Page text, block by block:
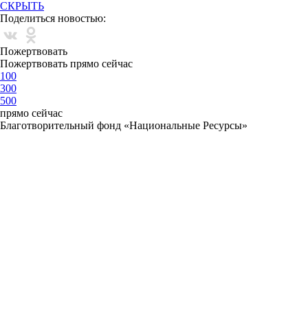
СКРЫТЬ
Поделиться новостью:
Пожертвовать
Пожертвовать прямо сейчас
100
300
500
прямо сейчас
Благотворительный фонд «Национальные Ресурсы»